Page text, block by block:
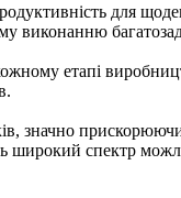
для
виконанню
етапі
значно
спектр